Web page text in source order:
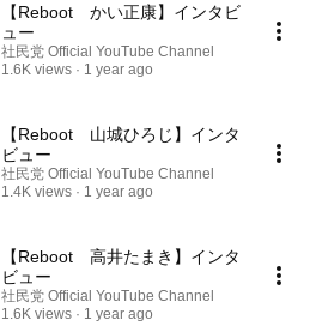
【Reboot かい正康】インタビ
ュー
社民党 Official YouTube Channel
1.6K views
1 year ago
【Reboot 山城ひろじ】インタ
ビュー
社民党 Official YouTube Channel
1.4K views
1 year ago
【Reboot 高井たまき】インタ
ビュー
社民党 Official YouTube Channel
1.6K views
1 year ago